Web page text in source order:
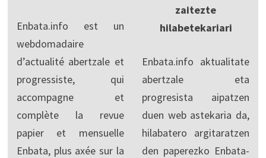
Enbata.info est un
webdomadaire
d’actualité abertzale et
progressiste, qui
accompagne et
complète la revue
papier et mensuelle
Enbata, plus axée sur la
zaitezte
hilabetekariari
Enbata.info aktualitate
abertzale eta
progresista aipatzen
duen web astekaria da,
hilabatero argitaratzen
den paperezko Enbata-